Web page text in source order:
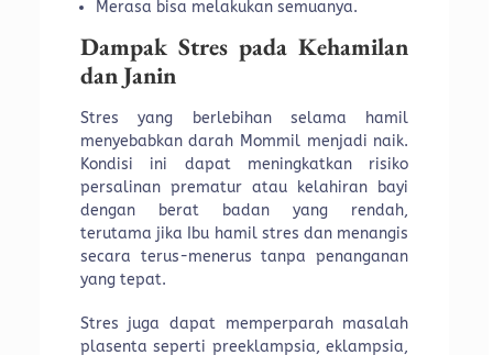
Merasa bisa melakukan semuanya.
Dampak Stres pada Kehamilan
dan Janin
Stres yang berlebihan selama hamil
menyebabkan darah Mommil menjadi naik.
Kondisi ini dapat meningkatkan risiko
persalinan prematur atau kelahiran bayi
dengan berat badan yang rendah,
terutama jika Ibu hamil stres dan menangis
secara terus-menerus tanpa penanganan
yang tepat.
Stres juga dapat memperparah masalah
plasenta seperti preeklampsia, eklampsia,